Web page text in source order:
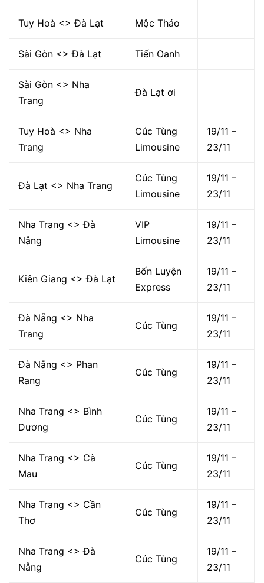
Tuy Hoà <> Đà Lạt Mộc Thảo
Sài Gòn <> Đà Lạt Tiến Oanh
Sài Gòn <> Nha
Trang
Đà Lạt ơi
Tuy Hoà <> Nha
Trang
Cúc Tùng
Limousine
19/11 –
23/11
Đà Lạt <> Nha Trang
Cúc Tùng
Limousine
19/11 –
23/11
Nha Trang <> Đà
Nẵng
VIP
Limousine
19/11 –
23/11
Kiên Giang <> Đà Lạt
Bốn Luyện
Express
19/11 –
23/11
Đà Nẵng <> Nha
Trang
Cúc Tùng
19/11 –
23/11
Đà Nẵng <> Phan
Rang
Cúc Tùng
19/11 –
23/11
Nha Trang <> Bình
Dương
Cúc Tùng
19/11 –
23/11
Nha Trang <> Cà
Mau
Cúc Tùng
19/11 –
23/11
Nha Trang <> Cần
Thơ
Cúc Tùng
19/11 –
23/11
Nha Trang <> Đà
Nẵng
Cúc Tùng
19/11 –
23/11